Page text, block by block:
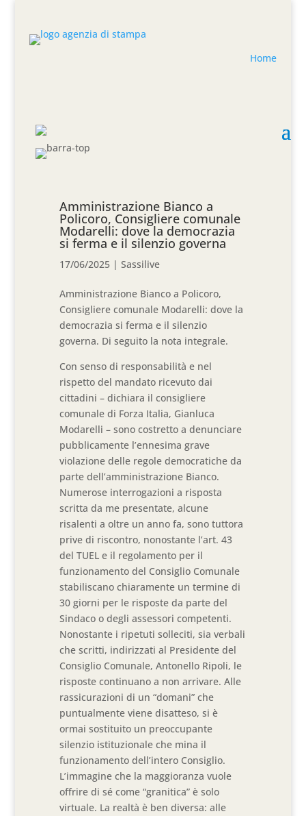
Home
Amministrazione Bianco a
Policoro, Consigliere comunale
Modarelli: dove la democrazia
si ferma e il silenzio governa
17/06/2025 |Sassilive
Amministrazione Bianco a Policoro,
Consigliere comunale Modarelli: dove la
democrazia si ferma e il silenzio
governa. Di seguito la nota integrale.
Con senso di responsabilità e nel
rispetto del mandato ricevuto dai
cittadini – dichiara il consigliere
comunale di Forza Italia, Gianluca
Modarelli – sono costretto a denunciare
pubblicamente l’ennesima grave
violazione delle regole democratiche da
parte dell’amministrazione Bianco.
Numerose interrogazioni a risposta
scritta da me presentate, alcune
risalenti a oltre un anno fa, sono tuttora
prive di riscontro, nonostante l’art. 43
del TUEL e il regolamento per il
funzionamento del Consiglio Comunale
stabiliscano chiaramente un termine di
30 giorni per le risposte da parte del
Sindaco o degli assessori competenti.
Nonostante i ripetuti solleciti, sia verbali
che scritti, indirizzati al Presidente del
Consiglio Comunale, Antonello Ripoli, le
risposte continuano a non arrivare. Alle
rassicurazioni di un “domani” che
puntualmente viene disatteso, si è
ormai sostituito un preoccupante
silenzio istituzionale che mina il
funzionamento dell’intero Consiglio.
L’immagine che la maggioranza vuole
offrire di sé come “granitica” è solo
virtuale. La realtà è ben diversa: alle